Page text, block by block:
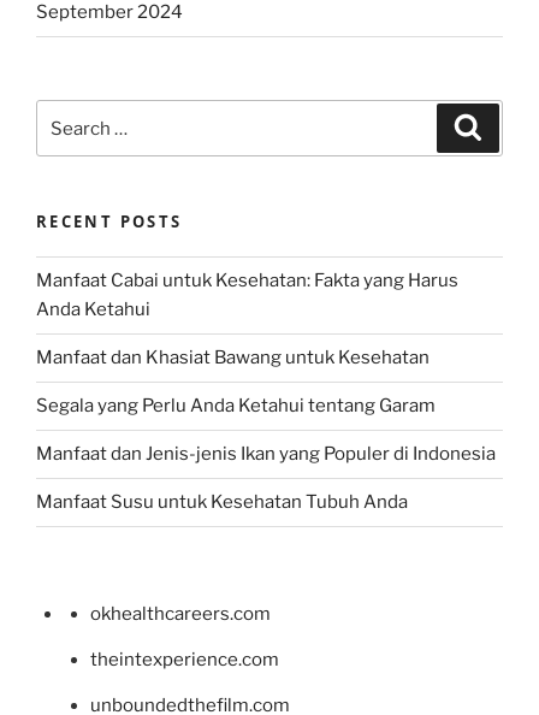
September 2024
for:
RECENT POSTS
Manfaat Cabai untuk Kesehatan: Fakta yang Harus
Anda Ketahui
Manfaat dan Khasiat Bawang untuk Kesehatan
Segala yang Perlu Anda Ketahui tentang Garam
Manfaat dan Jenis-jenis Ikan yang Populer di Indonesia
Manfaat Susu untuk Kesehatan Tubuh Anda
okhealthcareers.com
theintexperience.com
unboundedthefilm.com